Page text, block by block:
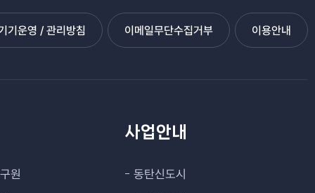
기운영 / 관리방침 이메일무단수집거부 이용안내
원
사업안내
동탄신도시